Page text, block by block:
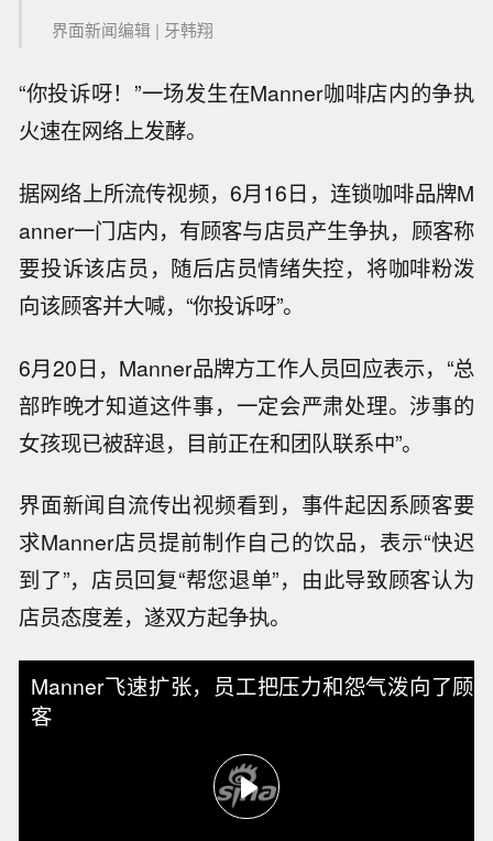
界面新闻编辑 | 牙韩翔
“你投诉呀！”一场发生在Manner咖啡店内的争执
火速在网络上发酵。
据网络上所流传视频，6月16日，连锁咖啡品牌M
anner一门店内，有顾客与店员产生争执，顾客称
要投诉该店员，随后店员情绪失控，将咖啡粉泼
向该顾客并大喊，“你投诉呀”。
6月20日，Manner品牌方工作人员回应表示，“总
部昨晚才知道这件事，一定会严肃处理。涉事的
女孩现已被辞退，目前正在和团队联系中”。
界面新闻自流传出视频看到，事件起因系顾客要
求Manner店员提前制作自己的饮品，表示“快迟
到了”，店员回复“帮您退单”，由此导致顾客认为
店员态度差，遂双方起争执。
Manner飞速扩张，员工把压力和怨气泼向了顾
客